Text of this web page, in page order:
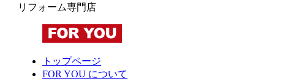
リフォーム専門店
トップページ
FOR YOU について